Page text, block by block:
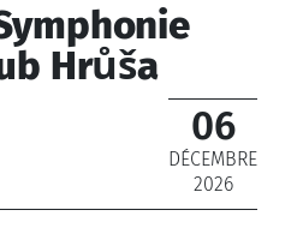
Hrůša
06
DÉCEMBRE
2026